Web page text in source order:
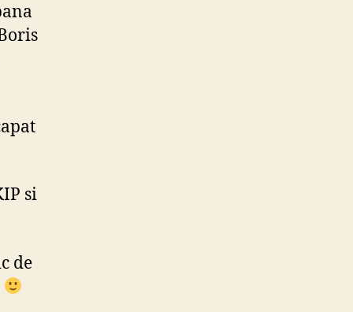
si
de